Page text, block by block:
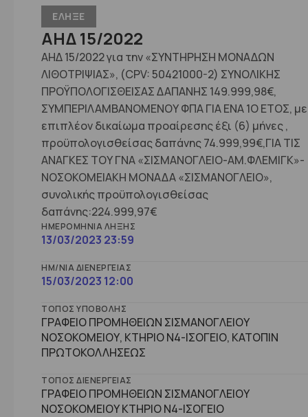
ΕΛΗΞΕ
ΑΗΔ 15/2022
ΑΗΔ 15/2022 για την «ΣΥΝΤΗΡΗΣΗ ΜΟΝΑΔΩΝ
ΛΙΘΟΤΡΙΨΙΑΣ», (CPV: 50421000-2) ΣΥΝΟΛΙΚΗΣ
ΠΡΟΫΠΟΛΟΓΙΣΘΕΙΣΑΣ ΔΑΠΑΝΗΣ 149.999,98€,
ΣΥΜΠΕΡΙΛΑΜΒΑΝΟΜΕΝΟΥ ΦΠΑ ΓΙΑ ΕΝΑ 1Ο ΕΤΟΣ, με
επιπλέον δικαίωμα προαίρεσης έξι (6) μήνες ,
προϋπολογισθείσας δαπάνης 74.999,99€,ΓΙΑ ΤΙΣ
ΑΝΑΓΚΕΣ ΤΟΥ ΓΝΑ «ΣΙΣΜΑΝΟΓΛΕΙΟ-ΑΜ.ΦΛΕΜΙΓΚ»-
ΝΟΣΟΚΟΜΕΙΑΚΗ ΜΟΝΑΔΑ «ΣΙΣΜΑΝΟΓΛΕΙΟ»,
συνολικής προϋπολογισθείσας
δαπάνης:224.999,97€
ΗΜΕΡΟΜΗΝΊΑ ΛΉΞΗΣ
13/03/2023 23:59
ΗΜ/ΝΊΑ ΔΙΕΝΈΡΓΕΙΑΣ
15/03/2023 12:00
ΤΌΠΟΣ ΥΠΟΒΟΛΉΣ
ΓΡΑΦΕΙΟ ΠΡΟΜΗΘΕΙΩΝ ΣΙΣΜΑΝΟΓΛΕΙΟΥ
ΝΟΣΟΚΟΜΕΙΟΥ, ΚΤΗΡΙΟ Ν4-ΙΣΟΓΕΙΟ, ΚΑΤΟΠΙΝ
ΠΡΩΤΟΚΟΛΛΗΣΕΩΣ
ΤΌΠΟΣ ΔΙΕΝΈΡΓΕΙΑΣ
ΓΡΑΦΕΙΟ ΠΡΟΜΗΘΕΙΩΝ ΣΙΣΜΑΝΟΓΛΕΙΟΥ
ΝΟΣΟΚΟΜΕΙΟΥ ΚΤΗΡΙΟ Ν4-ΙΣΟΓΕΙΟ